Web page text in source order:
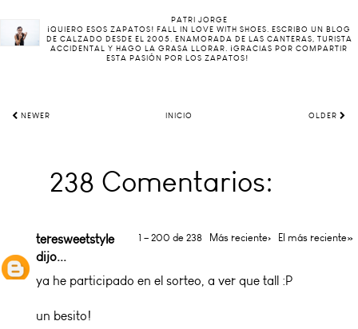
PATRI JORGE
¡QUIERO ESOS ZAPATOS! FALL IN LOVE WITH SHOES. ESCRIBO UN BLOG
DE CALZADO DESDE EL 2005. ENAMORADA DE LAS CANTERAS, TURISTA
ACCIDENTAL Y HAGO LA GRASA LLORAR. ¡GRACIAS POR COMPARTIR
ESTA PASIÓN POR LOS ZAPATOS!
NEWER INICIO OLDER
238 Comentarios:
1 – 200 de 238 Más reciente› El más reciente»
teresweetstyle
dijo...
ya he participado en el sorteo, a ver que tall :P
un besito!